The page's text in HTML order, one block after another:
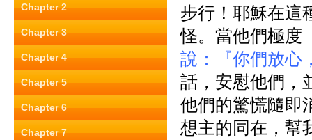
Chapter 2
Chapter 3
Chapter 4
Chapter 5
Chapter 6
Chapter 7
步行！耶穌在這
怪。當他們極度
說：『你們放心
話，安慰他們，
他們的驚慌隨即
想主的同在，幫